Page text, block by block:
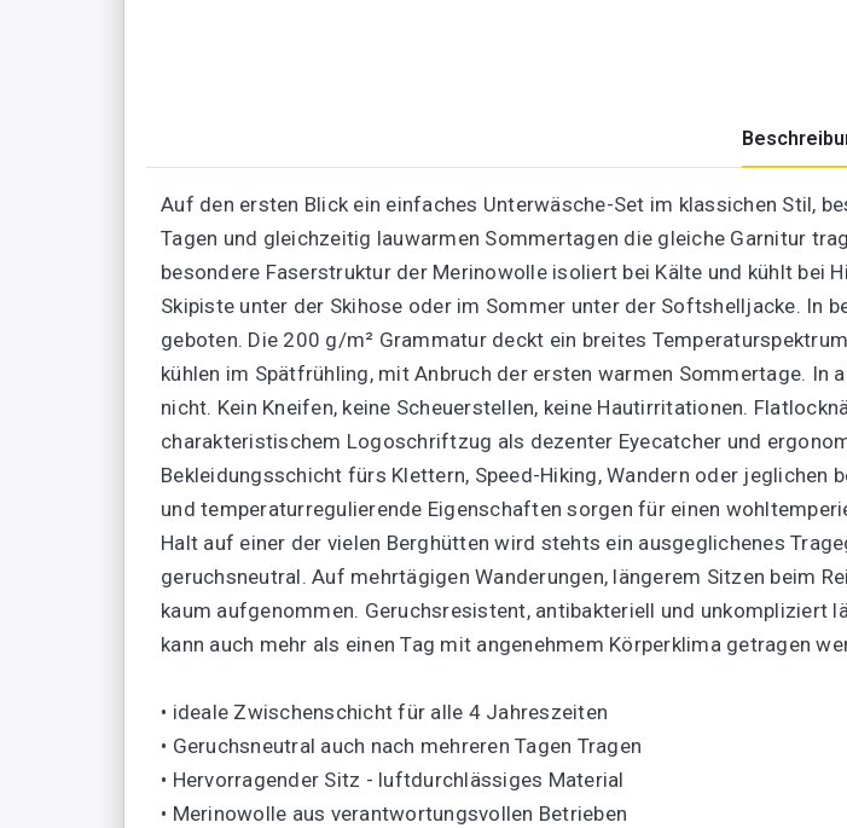
Auf den ersten Blick ein einfaches Unterwäsche-Set im klassichen Stil,
Tagen und gleichzeitig lauwarmen Sommertagen die gleiche Garnitur
besondere Faserstruktur der Merinowolle isoliert bei Kälte und kühlt bei
Skipiste unter der Skihose oder im Sommer unter der Softshelljacke. In
geboten. Die 200 g/m² Grammatur deckt ein breites
kühlen im Spätfrühling, mit Anbruch der ersten warmen Sommertage.
nicht. Kein Kneifen, keine Scheuerstellen, keine Hautirritationen.
charakteristischem Logoschriftzug als dezenter Eyecatcher und
Bekleidungsschicht fürs Klettern, Speed-Hiking, Wandern oder
und temperaturregulierende Eigenschaften sorgen für einen
Halt auf einer der vielen Berghütten wird stehts ein ausgeglichenes
geruchsneutral. Auf mehrtägigen Wanderungen, längerem Sitzen beim
kaum aufgenommen. Geruchsresistent, antibakteriell und unkompliziert
kann auch mehr als einen Tag mit angenehmem Körperklima getragen
• ideale Zwischenschicht für alle 4 Jahreszeiten
• Geruchsneutral auch nach mehreren Tagen Tragen
• Hervorragender Sitz - luftdurchlässiges Material
• Merinowolle aus verantwortungsvollen Betrieben